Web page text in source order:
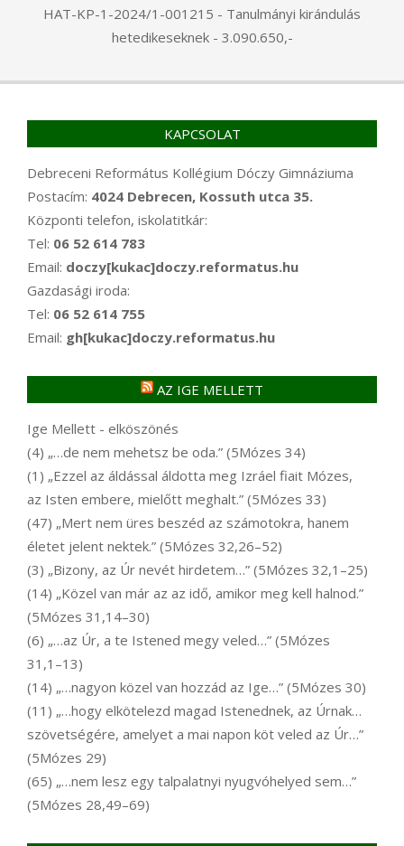
HAT-KP-1-2024/1-001215 - Tanulmányi kirándulás
hetedikeseknek - 3.090.650,-
KAPCSOLAT
Debreceni Református Kollégium Dóczy Gimnáziuma
Postacím: 4024 Debrecen, Kossuth utca 35.
Központi telefon, iskolatitkár:
Tel: 06 52 614 783
Email: doczy[kukac]doczy.reformatus.hu
Gazdasági iroda:
Tel: 06 52 614 755
Email: gh[kukac]doczy.reformatus.hu
AZ IGE MELLETT
Ige Mellett - elköszönés
(4) „…de nem mehetsz be oda.” (5Mózes 34)
(1) „Ezzel az áldással áldotta meg Izráel fiait Mózes,
az Isten embere, mielőtt meghalt.” (5Mózes 33)
(47) „Mert nem üres beszéd az számotokra, hanem
életet jelent nektek.” (5Mózes 32,26–52)
(3) „Bizony, az Úr nevét hirdetem…” (5Mózes 32,1–25)
(14) „Közel van már az az idő, amikor meg kell halnod.”
(5Mózes 31,14–30)
(6) „…az Úr, a te Istened megy veled…” (5Mózes
31,1–13)
(14) „…nagyon közel van hozzád az Ige…” (5Mózes 30)
(11) „…hogy elkötelezd magad Istenednek, az Úrnak…
szövetségére, amelyet a mai napon köt veled az Úr…”
(5Mózes 29)
(65) „…nem lesz egy talpalatnyi nyugvóhelyed sem…”
(5Mózes 28,49–69)